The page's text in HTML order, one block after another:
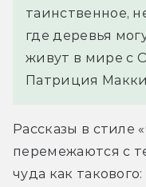
таинственное,
где деревья
живут в мире с
Патриция
Рассказы в стиле
перемежаются с
чуда как